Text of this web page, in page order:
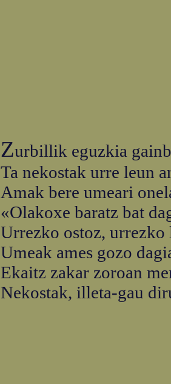
Zurbillik eguzkia
Ta nekostak urre leun
Amak bere umeari
«Olakoxe baratz bat
Urrezko ostoz, urrezko
Umeak ames gozo
Ekaitz zakar zoroan
Nekostak, illeta-gau